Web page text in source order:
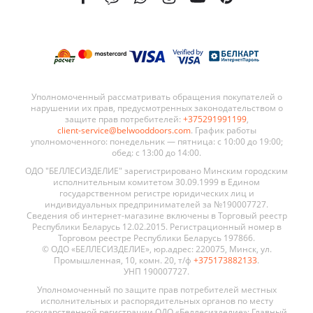
Уполномоченный рассматривать обращения покупателей о
нарушении их прав, предусмотренных законодательством о
защите прав потребителей: +375291991199,
client-service@belwooddoors.com. График работы
уполномоченного: понедельник — пятница: с 10:00 до 19:00;
обед: с 13:00 до 14:00.
ОДО "БЕЛЛЕСИЗДЕЛИЕ" зарегистрировано Минским городским
исполнительным комитетом 30.09.1999 в Едином
государственном регистре юридических лиц и
индивидуальных предпринимателей за №190007727.
Сведения об интернет-магазине включены в Торговый реестр
Республики Беларусь 12.02.2015. Регистрационный номер в
Торговом реестре Республики Беларусь 197866.
© ОДО «БЕЛЛЕСИЗДЕЛИЕ», юр.адрес: 220075, Минск, ул.
Промышленная, 10, комн. 20, т/ф +375173882133.
УНП 190007727.
Уполномоченный по защите прав потребителей местных
исполнительных и распорядительных органов по месту